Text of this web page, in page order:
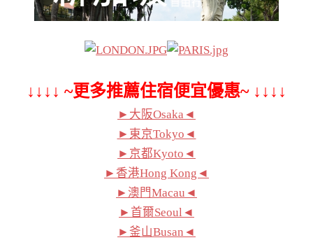
↓↓↓↓ ~更多推薦住宿便宜優惠~ ↓↓↓↓
►大阪Osaka◄
►東京Tokyo◄
►京都Kyoto◄
►香港Hong Kong◄
►澳門Macau◄
►首爾Seoul◄
►釜山Busan◄